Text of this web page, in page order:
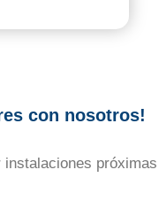
con nosotros!
próximas